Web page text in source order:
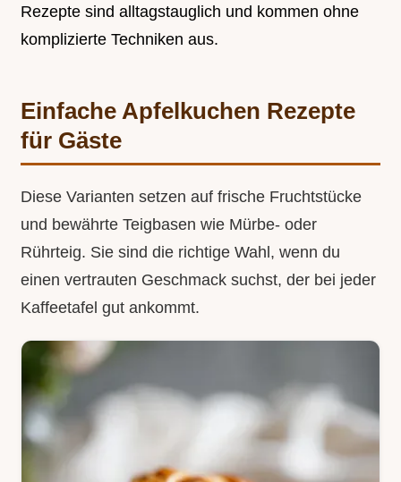
Rezepte sind alltagstauglich und kommen ohne
komplizierte Techniken aus.
Einfache Apfelkuchen Rezepte
für Gäste
Diese Varianten setzen auf frische Fruchtstücke
und bewährte Teigbasen wie Mürbe- oder
Rührteig. Sie sind die richtige Wahl, wenn du
einen vertrauten Geschmack suchst, der bei jeder
Kaffeetafel gut ankommt.